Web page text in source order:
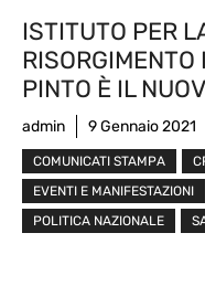
ISTITUTO PER
PINTO È IL
admin 9 Gennaio 2021
COMUNICATI STAMPA
EVENTI E MANIFESTAZIONI
POLITICA NAZIONALE